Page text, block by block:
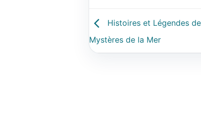
Histoires et Légendes
Mystères de la Mer